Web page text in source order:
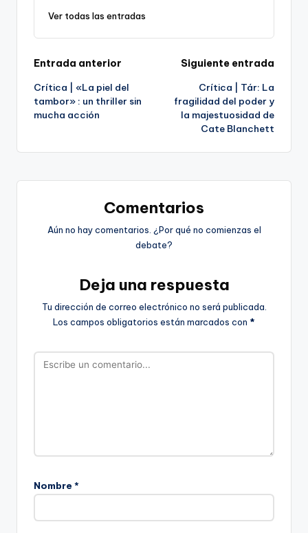
Ver todas las entradas
Navegación
de
entradas
Entrada anterior
Crítica | «La piel del
tambor» : un thriller sin
mucha acción
Siguiente entrada
Crítica | Tár: La
fragilidad del poder y
la majestuosidad de
Cate Blanchett
Comentarios
Aún no hay comentarios. ¿Por qué no comienzas el
debate?
Deja una respuesta
Tu dirección de correo electrónico no será publicada.
Los campos obligatorios están marcados con *
Nombre *